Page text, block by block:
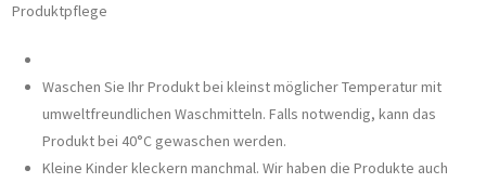
Produktpflege
Waschen Sie Ihr Produkt bei kleinst möglicher Temperatur mit
umweltfreundlichen Waschmitteln. Falls notwendig, kann das
Produkt bei 40°C gewaschen werden.
Kleine Kinder kleckern manchmal. Wir haben die Produkte auch